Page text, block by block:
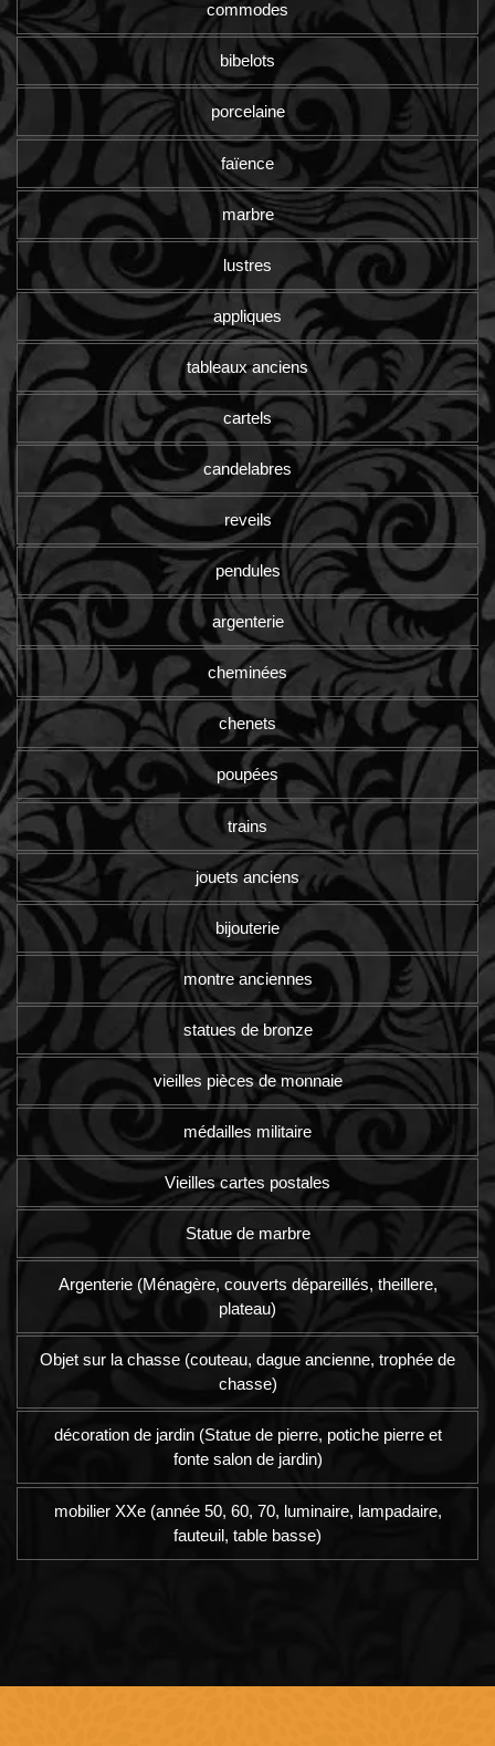
commodes
bibelots
porcelaine
faïence
marbre
lustres
appliques
tableaux anciens
cartels
candelabres
reveils
pendules
argenterie
cheminées
chenets
poupées
trains
jouets anciens
bijouterie
montre anciennes
statues de bronze
vieilles pièces de monnaie
médailles militaire
Vieilles cartes postales
Statue de marbre
Argenterie (Ménagère, couverts dépareillés, theillere,
plateau)
Objet sur la chasse (couteau, dague ancienne, trophée de
chasse)
décoration de jardin (Statue de pierre, potiche pierre et
fonte salon de jardin)
mobilier XXe (année 50, 60, 70, luminaire, lampadaire,
fauteuil, table basse)